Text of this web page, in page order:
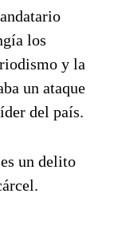
los
y la
un ataque
del país.
un delito